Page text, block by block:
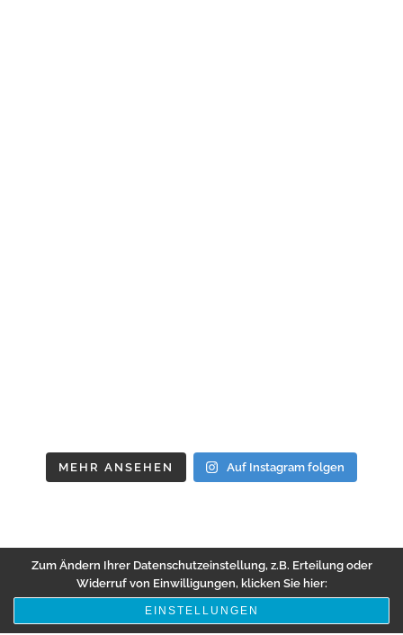
MEHR ANSEHEN Auf Instagram folgen
Zum Ändern Ihrer Datenschutzeinstellung, z.B. Erteilung oder
Widerruf von Einwilligungen, klicken Sie hier:
EINSTELLUNGEN